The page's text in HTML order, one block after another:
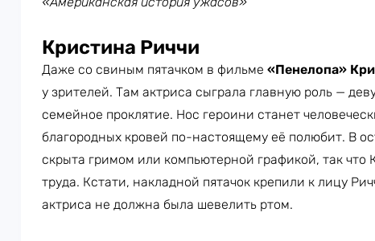
Кристина Риччи
Даже со свиным пятачком в фильме «Пенелопа»
у зрителей. Там актриса сыграла главную роль —
семейное проклятие. Нос героини станет
благородных кровей по-настоящему её полюбит. В
скрыта гримом или компьютерной графикой, так что
труда. Кстати, накладной пятачок крепили к лицу
актриса не должна была шевелить ртом.